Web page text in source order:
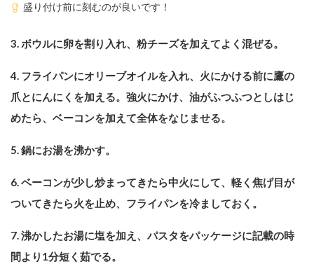
盛り付け前に刻むのが良いです！
3. ボウルに卵を割り⼊れ、粉チーズを加えてよく混ぜる。
4. フライパンにオリーブオイルを⼊れ、⽕にかける前に鷹の
爪とにんにくを加える。強⽕にかけ、油がふつふつとしはじ
めたら、ベーコンを加えて全体をなじませる。
5. 鍋にお湯を沸かす。
6. ベーコンが少し炒まってきたら中⽕にして、軽く焦げ⽬が
ついてきたら⽕を⽌め、フライパンを冷ましておく。
7. 沸かしたお湯に塩を加え、パスタをパッケージに記載の時
間より1分短く茹でる。